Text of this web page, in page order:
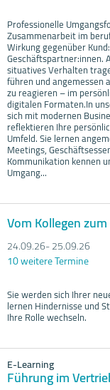
Professionelle
Zusammenarbeit im
Wirkung gegenüber
Geschäftspartner:innen.
situatives Verhalten
führen und angemessen
zu reagieren – im
digitalen Formaten.In
sich mit modernen
reflektieren Ihre
Umfeld. Sie lernen
Meetings,
Kommunikation kennen
Umgang...
Vom Kollegen
24.09.26- 25.09.26
10 weitere Termine
Sie werden sich Ihrer
lernen Hindernisse und
Ihre Rolle wechseln.
E-Learning
Führung im